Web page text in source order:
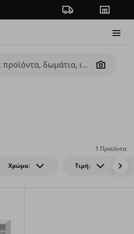
Πορεία παραγγελίας
Camera
Χρώμα: Τιμή:
1 Προϊόντα